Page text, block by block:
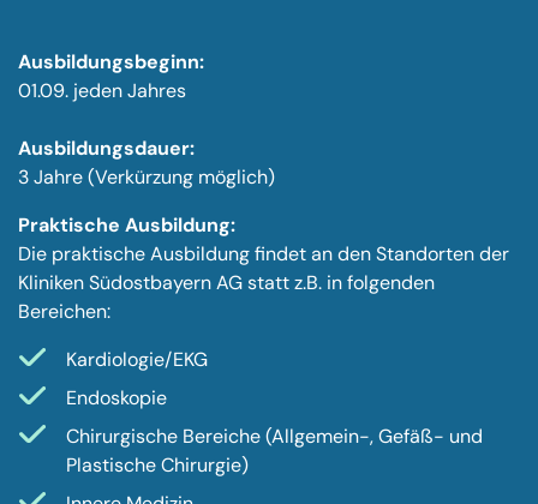
Ausbildungsbeginn:
01.09. jeden Jahres
Ausbildungsdauer:
3 Jahre (Verkürzung möglich)
Praktische Ausbildung:
Die praktische Ausbildung findet an den Standorten der
Kliniken Südostbayern AG statt z.B. in folgenden
Bereichen:
Kardiologie/EKG
Endoskopie
Chirurgische Bereiche (Allgemein-, Gefäß- und
Plastische Chirurgie)